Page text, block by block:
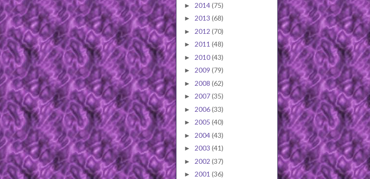
► 2014(75)
► 2013 (68)
► 2012 (70)
► 2011 (48)
► 2010(43)
► 2009 (79)
► 2008 (62)
► 2007(35)
► 2006(33)
► 2005 (40)
► 2004(43)
► 2003 (41)
► 2002 (37)
► 2001 (36)